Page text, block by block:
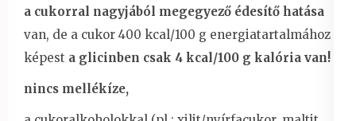
a cukorral nagyjából megegyező édesítő hatása
van, de a cukor 400 kcal/100 g energiatartalmához
képest a glicinben csak 4 kcal/100 g kalória van!
nincs mellékíze,